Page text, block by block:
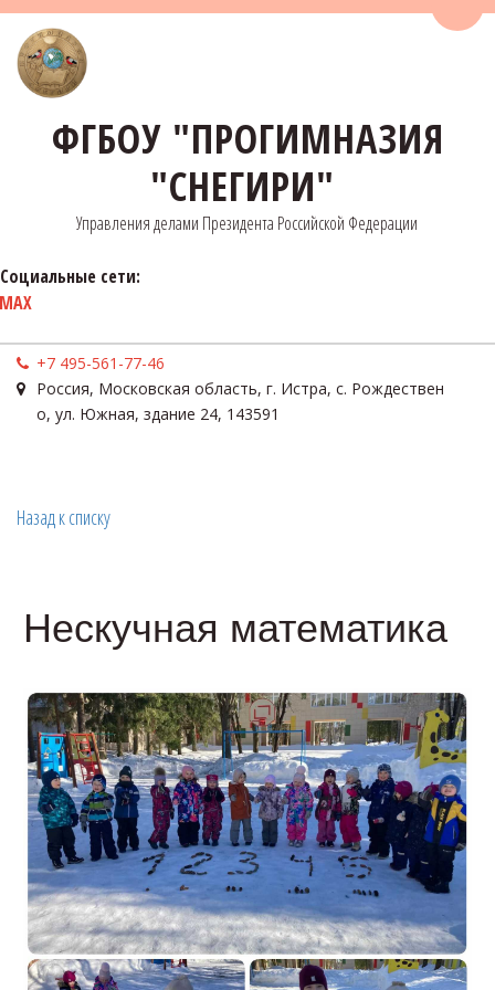
ФГБОУ "ПРОГИМНАЗИЯ
"СНЕГИРИ"
Управления делами Президента Российской Федерации
Социальные сети:
MAX
+7 495-561-77-46
Россия, Московская область, г. Истра, с. Рождествен
о, ул. Южная, здание 24, 143591
Назад к списку
Нескучная математика